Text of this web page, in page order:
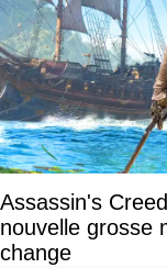
Assassin's
nouvelle grosse
change